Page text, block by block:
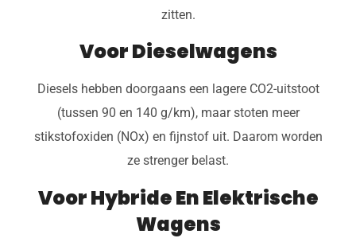
zitten.
Voor Dieselwagens
Diesels hebben doorgaans een lagere CO2-uitstoot
(tussen 90 en 140 g/km), maar stoten meer
stikstofoxiden (NOx) en fijnstof uit. Daarom worden
ze strenger belast.
Voor Hybride En Elektrische
Wagens